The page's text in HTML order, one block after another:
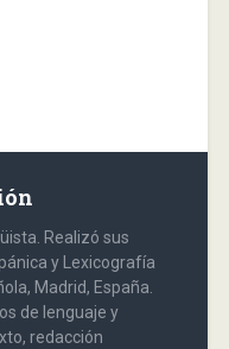
Realizó sus
y Lexicografía
Madrid, España.
de lenguaje y
redacción